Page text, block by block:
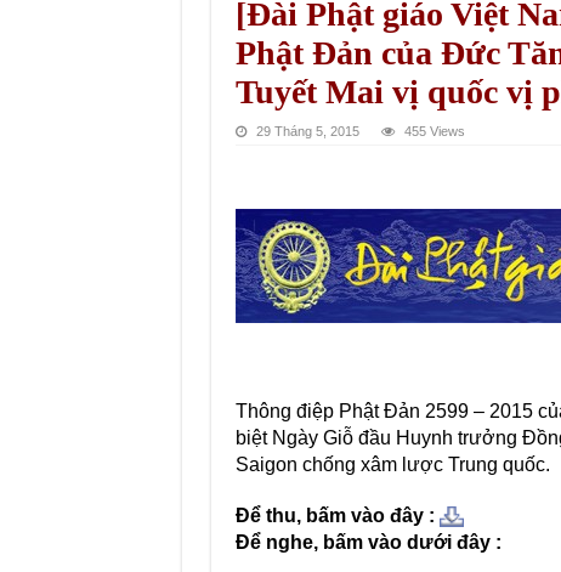
[Đài Phật giáo Việt
Phật Đản của Đức
Tuyết Mai vị quốc vị
29 Tháng 5, 2015 455 Views
Thông điệp Phật Đản 2599 – 2015
biệt Ngày Giỗ đầu Huynh trưởng
Saigon chống xâm lược Trung quốc.
Để thu, bấm vào đây :
Để nghe, bấm vào dưới đây :